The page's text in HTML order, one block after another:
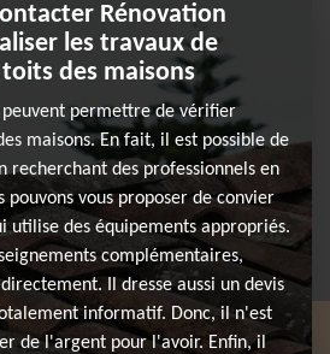
Rénovation
les travaux de
des maisons
permettre de vérifier
maisons. En fait, il est possible de
recherchant des professionnels en
pouvons vous proposer de convier
utilise des équipements appropriés.
complémentaires,
Il dresse aussi un devis
informatif. Donc, il n'est
de l'argent pour l'avoir. Enfin, il